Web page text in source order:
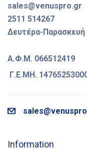
sales@venuspro.gr
2511 514267
Δευτέρα-Παρασκευή
Α.Φ.Μ. 066512419
Γ.Ε.ΜΗ.
Information